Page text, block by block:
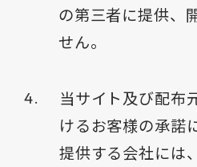
の第三者に提供、
せん。
当サイト及び配布
けるお客様の承諾
提供する会社には